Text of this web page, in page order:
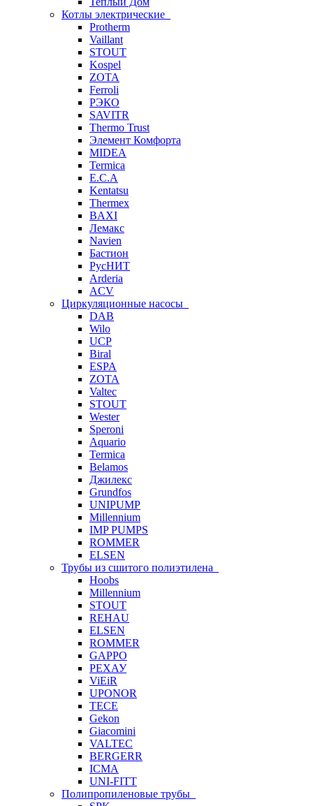
Котлы электрические
Protherm
Vaillant
STOUT
Kospel
ZOTA
Ferroli
РЭКО
SAVITR
Thermo Trust
Элемент Комфорта
MIDEA
Termica
E.C.A
Kentatsu
Thermex
BAXI
Лемакс
Navien
Бастион
РусНИТ
Arderia
ACV
Циркуляционные насосы
DAB
Wilo
UCP
Biral
ESPA
ZOTA
Valtec
STOUT
Wester
Speroni
Aquario
Termica
Belamos
Джилекс
Grundfos
UNIPUMP
Millennium
IMP PUMPS
ROMMER
ELSEN
Трубы из сшитого полиэтилена
Hoobs
Millennium
STOUT
REHAU
ELSEN
ROMMER
GAPPO
РЕХАУ
ViEiR
UPONOR
TECE
Gekon
Giacomini
VALTEC
BERGERR
ICMA
UNI-FITT
Полипропиленовые трубы